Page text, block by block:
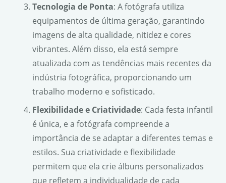
Tecnologia de Ponta: A fotógrafa utiliza
equipamentos de última geração, garantindo
imagens de alta qualidade, nitidez e cores
vibrantes. Além disso, ela está sempre
atualizada com as tendências mais recentes da
indústria fotográfica, proporcionando um
trabalho moderno e sofisticado.
Flexibilidade e Criatividade: Cada festa infantil
é única, e a fotógrafa compreende a
importância de se adaptar a diferentes temas e
estilos. Sua criatividade e flexibilidade
permitem que ela crie álbuns personalizados
que refletem a individualidade de cada